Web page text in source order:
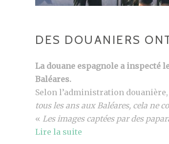
DES DOUANIERS
La douane espagnole a inspecté
Baléares.
Selon l’administration douanière,
tous les ans aux Baléares, cela ne
« Les images captées par des
Lire la suite